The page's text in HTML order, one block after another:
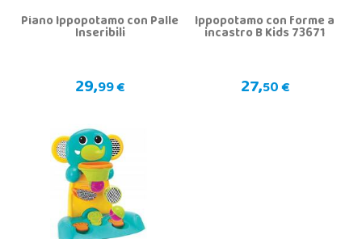
Piano Ippopotamo con Palle
Inseribili
29,99 €
Ippopotamo con forme a
incastro B Kids 73671
27,50 €